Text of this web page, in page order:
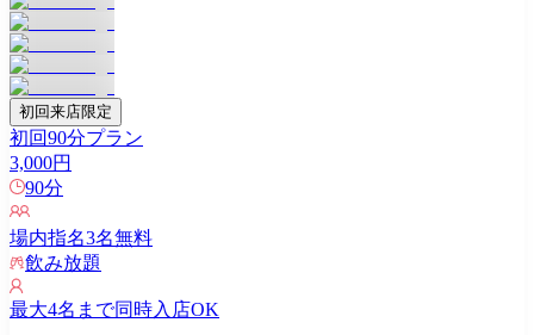
初回来店限定
初回90分プラン
3,000円
90分
場内指名3名無料
飲み放題
最大4名まで同時入店OK